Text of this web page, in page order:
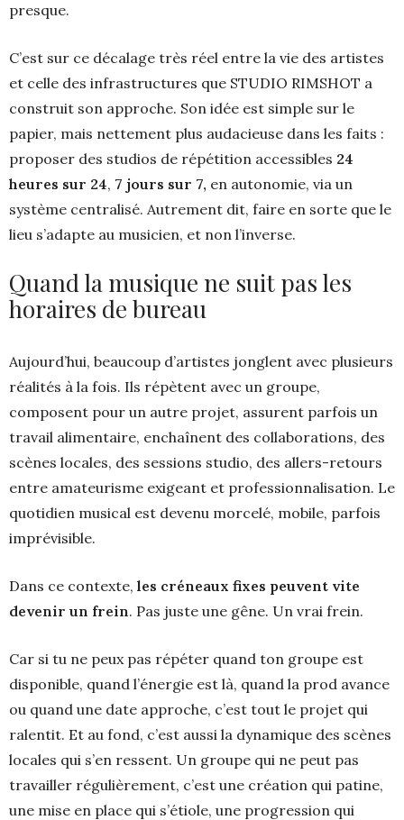
presque.
C’est sur ce décalage très réel entre la vie des artistes
et celle des infrastructures que STUDIO RIMSHOT a
construit son approche. Son idée est simple sur le
papier, mais nettement plus audacieuse dans les faits :
proposer des studios de répétition accessibles 24
heures sur 24, 7 jours sur 7, en autonomie, via un
système centralisé. Autrement dit, faire en sorte que le
lieu s’adapte au musicien, et non l’inverse.
Quand la musique ne suit pas les
horaires de bureau
Aujourd’hui, beaucoup d’artistes jonglent avec plusieurs
réalités à la fois. Ils répètent avec un groupe,
composent pour un autre projet, assurent parfois un
travail alimentaire, enchaînent des collaborations, des
scènes locales, des sessions studio, des allers-retours
entre amateurisme exigeant et professionnalisation. Le
quotidien musical est devenu morcelé, mobile, parfois
imprévisible.
Dans ce contexte, les créneaux fixes peuvent vite
devenir un frein. Pas juste une gêne. Un vrai frein.
Car si tu ne peux pas répéter quand ton groupe est
disponible, quand l’énergie est là, quand la prod avance
ou quand une date approche, c’est tout le projet qui
ralentit. Et au fond, c’est aussi la dynamique des scènes
locales qui s’en ressent. Un groupe qui ne peut pas
travailler régulièrement, c’est une création qui patine,
une mise en place qui s’étiole, une progression qui